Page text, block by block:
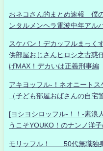
おネコさん的まとめ速報 僕
ンタルメンヘラ電波中年アル
スケバン！デカッフルまっく
供部屋おじさんヒロシ之古惑
げMAX！デカいは正義刑事編
アキヨッフル-！ネオニートス
（子ども部屋おばさんの自宅
[ヨシヨシロッフル-！！-素浪
うこそYOUKO！のナンノ洋
モリッフル！ 50代無職独身